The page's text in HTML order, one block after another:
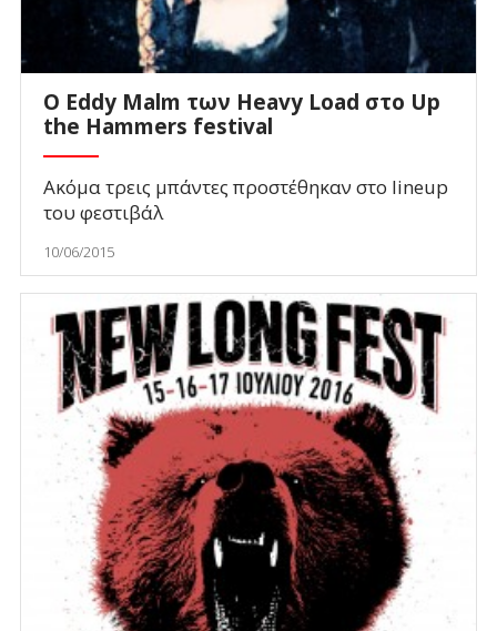
O Eddy Malm των Heavy Load στο Up
the Hammers festival
Ακόμα τρεις μπάντες προστέθηκαν στο lineup
του φεστιβάλ
10/06/2015